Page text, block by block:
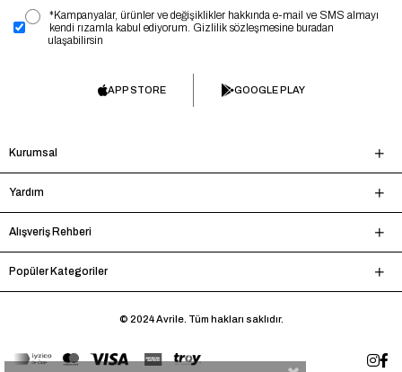
*Kampanyalar, ürünler ve değişiklikler hakkında e-mail ve SMS almayı
kendi rızamla kabul ediyorum. Gizlilik sözleşmesine buradan
ulaşabilirsin
APP STORE GOOGLE PLAY
Kurumsal
Yardım
Alışveriş Rehberi
Popüler Kategoriler
© 2024 Avrile. Tüm hakları saklıdır.